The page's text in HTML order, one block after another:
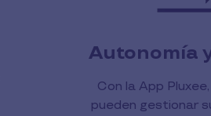
Autonomía
Con la App
pueden gestionar